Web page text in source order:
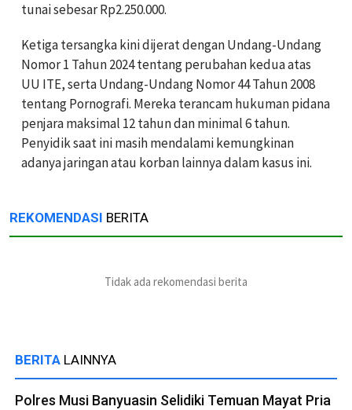
tunai sebesar Rp2.250.000.
Ketiga tersangka kini dijerat dengan Undang-Undang
Nomor 1 Tahun 2024 tentang perubahan kedua atas
UU ITE, serta Undang-Undang Nomor 44 Tahun 2008
tentang Pornografi. Mereka terancam hukuman pidana
penjara maksimal 12 tahun dan minimal 6 tahun.
Penyidik saat ini masih mendalami kemungkinan
adanya jaringan atau korban lainnya dalam kasus ini.
REKOMENDASI BERITA
Tidak ada rekomendasi berita
BERITA LAINNYA
Polres Musi Banyuasin Selidiki Temuan Mayat Pria